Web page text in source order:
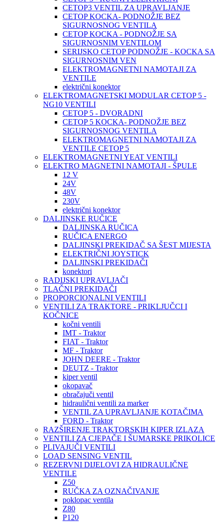
CETOP3 VENTIL ZA UPRAVLJANJE
CETOP KOCKA- PODNOŽJE BEZ
SIGURNOSNOG VENTILA
CETOP KOCKA - PODNOŽJE SA
SIGURNOSNIM VENTILOM
SERIJSKO CETOP PODNOŽJE - KOCKA SA
SIGURNOSNIM VEN
ELEKTROMAGNETNI NAMOTAJI ZA
VENTILE
električni konektor
ELEKTROMAGNETSKI MODULAR CETOP 5 -
NG10 VENTILI
CETOP 5 - DVORADNI
CETOP 5 KOCKA- PODNOŽJE BEZ
SIGURNOSNOG VENTILA
ELEKTROMAGNETNI NAMOTAJI ZA
VENTILE CETOP 5
ELEKTROMAGNETNI YEAT VENTILI
ELEKTRO MAGNETNI NAMOTAJI - ŠPULE
12 V
24V
48V
230V
električni konektor
DALJINSKE RUČICE
DALJINSKA RUČICA
RUČICA ENERGO
DALJINSKI PREKIDAČ SA ŠEST MIJESTA
ELEKTRIČNI JOYSTICK
DALJINSKI PREKIDAČI
konektori
RADIJSKI UPRAVLJAČI
TLAČNI PREKIDAČI
PROPORCIONALNI VENTILI
VENTILI ZA TRAKTORE - PRIKLJUČCI I
KOČNICE
kočni ventili
IMT - Traktor
FIAT - Traktor
MF - Traktor
JOHN DEERE - Traktor
DEUTZ - Traktor
kiper ventil
okopavač
obračajuči ventil
hidraulični ventili za marker
VENTIL ZA UPRAVLJANJE KOTAČIMA
FORD - Traktor
RAZŠIRENJE TRAKTORSKIH KIPER IZLAZA
VENTILI ZA CJEPAČE I ŠUMARSKE PRIKOLICE
PLIVAJUČI VENTILI
LOAD SENSING VENTIL
REZERVNI DIJELOVI ZA HIDRAULIČNE
VENTILE
Z50
RUČKA ZA OZNAČIVANJE
poklopac ventila
Z80
P120